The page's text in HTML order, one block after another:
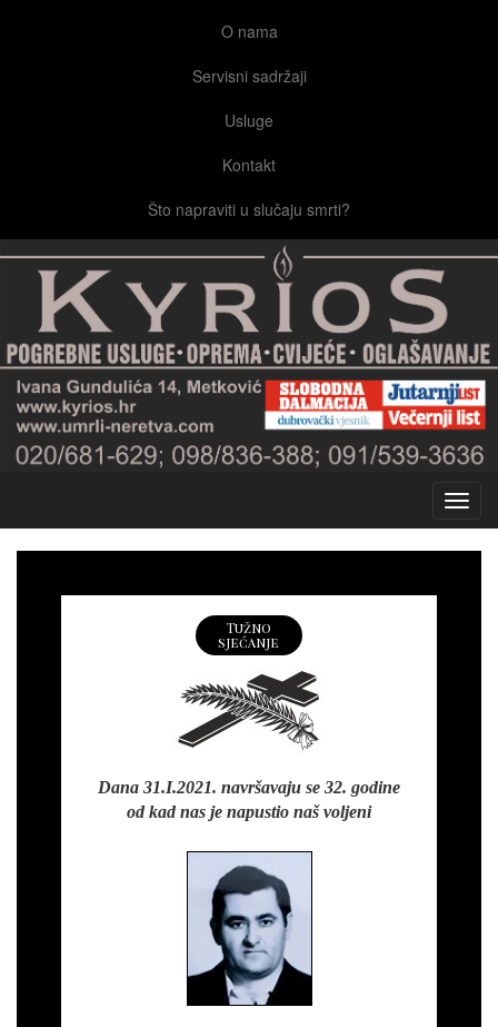
O nama
Servisni sadržaji
Usluge
Kontakt
Što napraviti u slučaju smrti?
Tužno
sjećanje
Dana 31.I.2021. navršavaju se 32. godine
od kad nas je napustio naš voljeni